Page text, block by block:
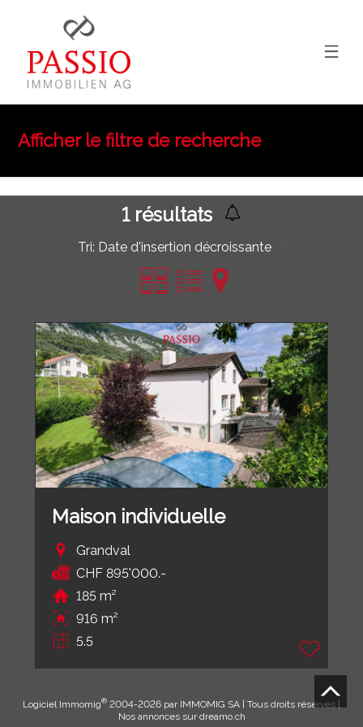
Afficher le filtre de recherche
1résultats
Tri: Date d'insertion décroissante
Maison individuelle
Grandval
CHF 895'000.-
185 m²
916 m²
5.5
Logiciel Immomig® 2004-2026 par IMMOMIG SA | Tous droits réservés |
Nos annonces surdreamo.ch